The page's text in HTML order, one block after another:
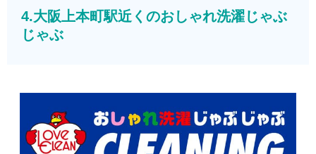
4.大阪上本町駅近くのおしゃれ洗濯じゃぶ
じゃぶ